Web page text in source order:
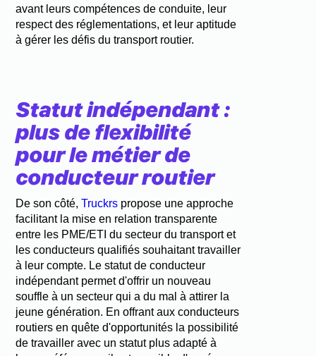
avant leurs compétences de conduite, leur
respect des réglementations, et leur aptitude
à gérer les défis du transport routier.
Statut indépendant :
plus de flexibilité
pour le métier de
conducteur routier
De son côté,Truckrs propose une approche
facilitant la mise en relation transparente
entre les PME/ETI du secteur du transport et
les conducteurs qualifiés souhaitant travailler
à leur compte. Le statut de conducteur
indépendant permet d'offrir un nouveau
souffle à un secteur qui a du mal à attirer la
jeune génération. En offrant aux conducteurs
routiers en quête d'opportunités la possibilité
de travailler avec un statut plus adapté à